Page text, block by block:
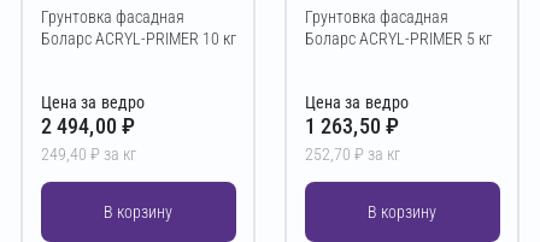
Грунтовка фасадная
Боларс ACRYL-PRIMER 10 кг
Цена за ведро
2 494,00 ₽
249,40 ₽ за кг
В корзину
Грунтовка фасадная
Боларс ACRYL-PRIMER 5 кг
Цена за ведро
1 263,50 ₽
252,70 ₽ за кг
В корзину